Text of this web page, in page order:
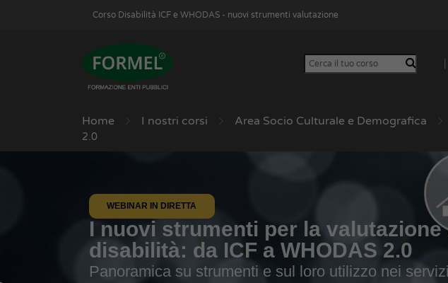
Corso Disabilità ICF e WHODAS - nuovi strumenti valutazione
Home I nostri corsi Area Socio Culturale e Demografica
2.0
WEBINAR IN DIRETTA
I nuovi strumenti per la valutazione
disabilità: da ICF a WHODAS 2.0
Panoramica su strumenti e sul loro utilizzo nei